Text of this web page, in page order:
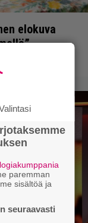
elokuva
paremman
sisältöä ja
seuraavasti